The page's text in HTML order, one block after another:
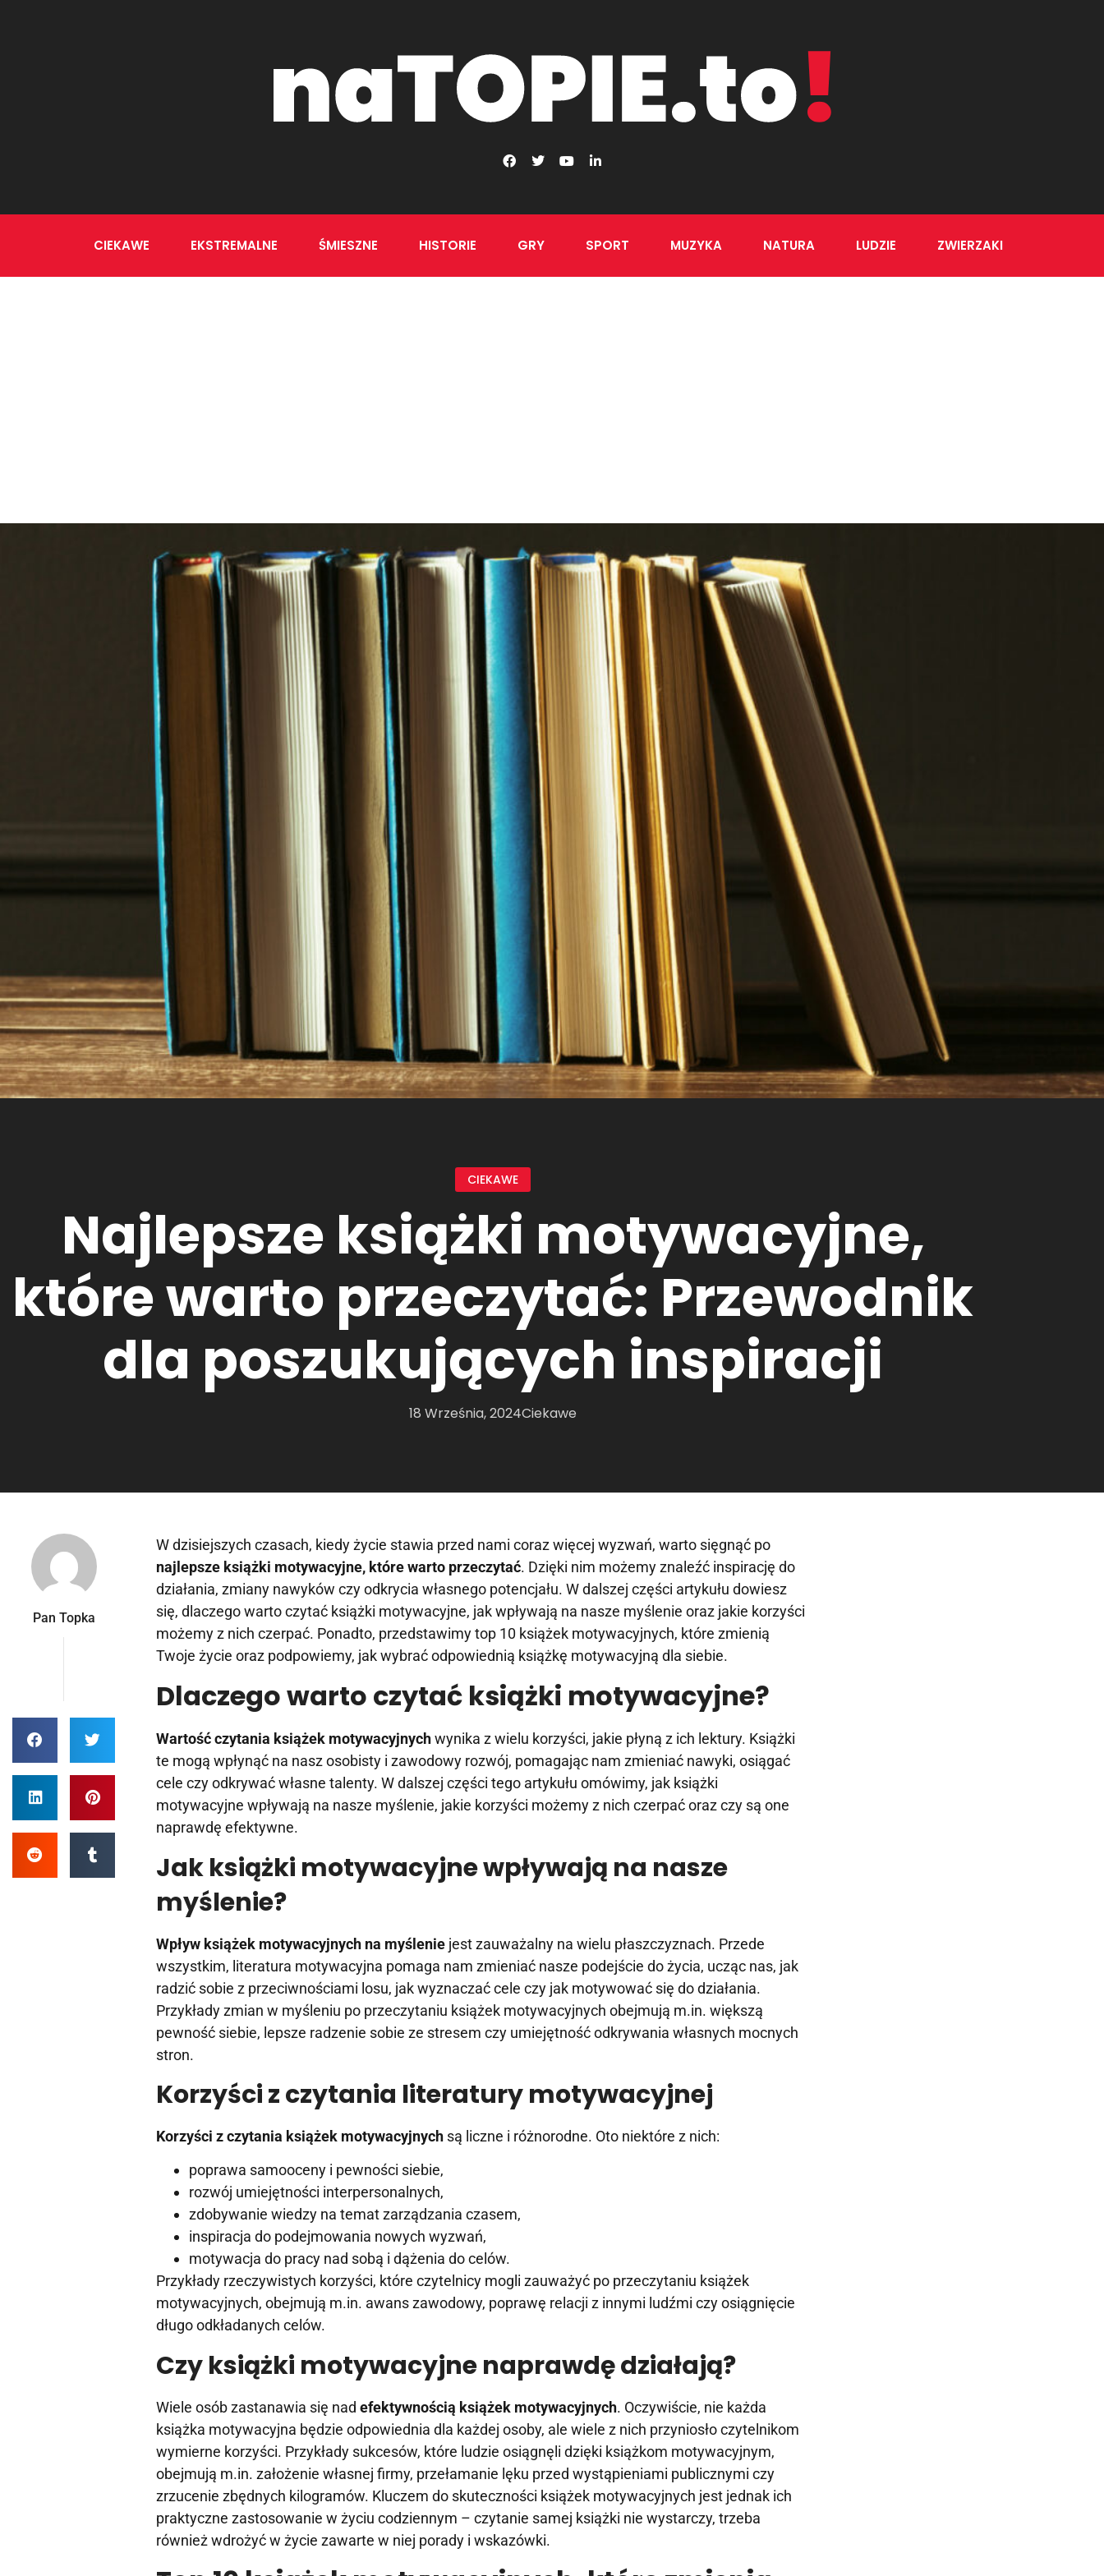
CIEKAWE EKSTREMALNE ŚMIESZNE HISTORIE GRY SPORT MUZYKA NATURA LUDZIE ZWIERZAKI
CIEKAWE
Najlepsze książki motywacyjne,
które warto przeczytać: Przewodnik
dla poszukujących inspiracji
18 Września, 2024Ciekawe
Pan Topka
W dzisiejszych czasach, kiedy życie stawia przed nami coraz więcej wyzwań, warto sięgnąć po
najlepsze książki motywacyjne, które warto przeczytać. Dzięki nim możemy znaleźć inspirację do
działania, zmiany nawyków czy odkrycia własnego potencjału. W dalszej części artykułu dowiesz
się, dlaczego warto czytać książki motywacyjne, jak wpływają na nasze myślenie oraz jakie korzyści
możemy z nich czerpać. Ponadto, przedstawimy top 10 książek motywacyjnych, które zmienią
Twoje życie oraz podpowiemy, jak wybrać odpowiednią książkę motywacyjną dla siebie.
Dlaczego warto czytać książki motywacyjne?
Wartość czytania książek motywacyjnychwynika z wielu korzyści, jakie płyną z ich lektury. Książki
te mogą wpłynąć na nasz osobisty i zawodowy rozwój, pomagając nam zmieniać nawyki, osiągać
cele czy odkrywać własne talenty. W dalszej części tego artykułu omówimy, jak książki
motywacyjne wpływają na nasze myślenie, jakie korzyści możemy z nich czerpać oraz czy są one
naprawdę efektywne.
Jak książki motywacyjne wpływają na nasze
myślenie?
Wpływ książek motywacyjnych na myślenie jest zauważalny na wielu płaszczyznach. Przede
wszystkim, literatura motywacyjna pomaga nam zmieniać nasze podejście do życia, ucząc nas, jak
radzić sobie z przeciwnościami losu, jak wyznaczać cele czy jak motywować się do działania.
Przykłady zmian w myśleniu po przeczytaniu książek motywacyjnych obejmują m.in. większą
pewność siebie, lepsze radzenie sobie ze stresem czy umiejętność odkrywania własnych mocnych
stron.
Korzyści z czytania literatury motywacyjnej
Korzyści z czytania książek motywacyjnych są liczne i różnorodne. Oto niektóre z nich:
poprawa samooceny i pewności siebie,
rozwój umiejętności interpersonalnych,
zdobywanie wiedzy na temat zarządzania czasem,
inspiracja do podejmowania nowych wyzwań,
motywacja do pracy nad sobą i dążenia do celów.
Przykłady rzeczywistych korzyści, które czytelnicy mogli zauważyć po przeczytaniu książek
motywacyjnych, obejmują m.in. awans zawodowy, poprawę relacji z innymi ludźmi czy osiągnięcie
długo odkładanych celów.
Czy książki motywacyjne naprawdę działają?
Wiele osób zastanawia się nadefektywnością książek motywacyjnych. Oczywiście, nie każda
książka motywacyjna będzie odpowiednia dla każdej osoby, ale wiele z nich przyniosło czytelnikom
wymierne korzyści. Przykłady sukcesów, które ludzie osiągnęli dzięki książkom motywacyjnym,
obejmują m.in. założenie własnej firmy, przełamanie lęku przed wystąpieniami publicznymi czy
zrzucenie zbędnych kilogramów. Kluczem do skuteczności książek motywacyjnych jest jednak ich
praktyczne zastosowanie w życiu codziennym – czytanie samej książki nie wystarczy, trzeba
również wdrożyć w życie zawarte w niej porady i wskazówki.